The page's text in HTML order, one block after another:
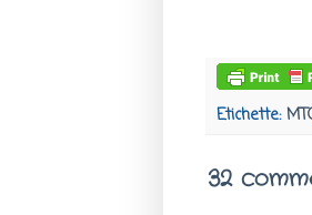
Etichette:
32